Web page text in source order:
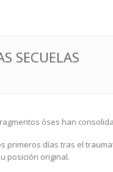
SECUELAS
óses han
primeros días tras el
posición original.